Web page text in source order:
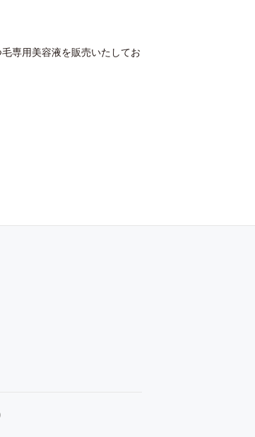
専用美容液を販売いたしてお